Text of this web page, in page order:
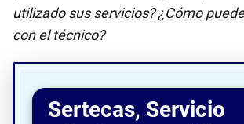
utilizado sus servicios? ¿Cómo
con el técnico?
Sertecas, Servicio